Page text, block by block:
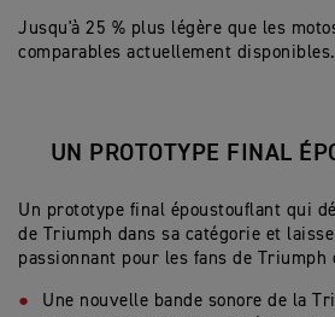
Jusqu'à 25 % plus légère que les
comparables actuellement disponibles.
UN PROTOTYPE FINAL
Un prototype final époustouflant qui
de Triumph dans sa catégorie et
passionnant pour les fans de Triumph
Une nouvelle bande sonore de la